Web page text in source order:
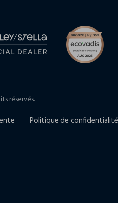
réservés.
Politique de confidentialité